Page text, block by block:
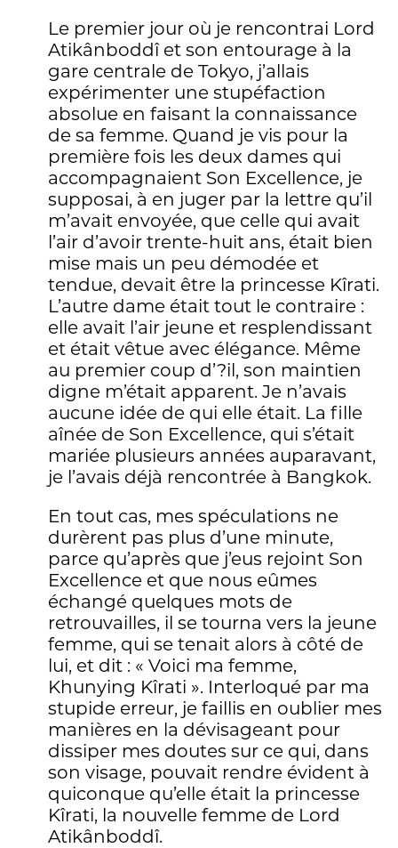
Le premier jour où je rencontrai Lord
Atikânboddî et son entourage à la
gare centrale de Tokyo, j’allais
expérimenter une stupéfaction
absolue en faisant la connaissance
de sa femme. Quand je vis pour la
première fois les deux dames qui
accompagnaient Son Excellence, je
supposai, à en juger par la lettre qu’il
m’avait envoyée, que celle qui avait
l’air d’avoir trente-huit ans, était bien
mise mais un peu démodée et
tendue, devait être la princesse Kîrati.
L’autre dame était tout le contraire :
elle avait l’air jeune et resplendissant
et était vêtue avec élégance. Même
au premier coup d’?il, son maintien
digne m’était apparent. Je n’avais
aucune idée de qui elle était. La fille
aînée de Son Excellence, qui s’était
mariée plusieurs années auparavant,
je l’avais déjà rencontrée à Bangkok.
En tout cas, mes spéculations ne
durèrent pas plus d’une minute,
parce qu’après que j’eus rejoint Son
Excellence et que nous eûmes
échangé quelques mots de
retrouvailles, il se tourna vers la jeune
femme, qui se tenait alors à côté de
lui, et dit : « Voici ma femme,
Khunying Kîrati ». Interloqué par ma
stupide erreur, je faillis en oublier mes
manières en la dévisageant pour
dissiper mes doutes sur ce qui, dans
son visage, pouvait rendre évident à
quiconque qu’elle était la princesse
Kîrati, la nouvelle femme de Lord
Atikânboddî.